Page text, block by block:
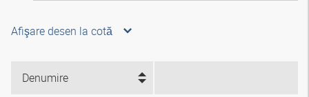
Afişare desen la cotă
Denumire